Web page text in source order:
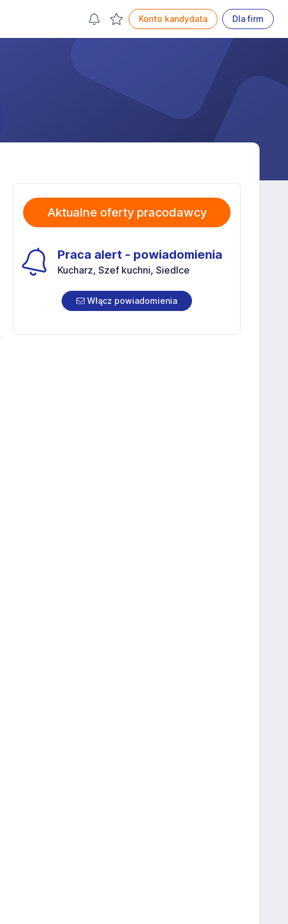
Konto kandydata Dla firm
Aktualne oferty pracodawcy
Praca alert - powiadomienia
Kucharz, Szef kuchni, Siedlce
Włącz powiadomienia